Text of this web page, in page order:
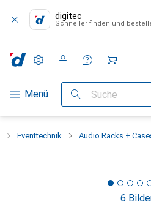
digitec
Schneller finden und
Navigation nach Kategorien
Menü Suche
Einstellungen
Kundenkonto
Vergleichslisten
Merklisten
Warenkorb
Eventtechnik Audio Racks +
6